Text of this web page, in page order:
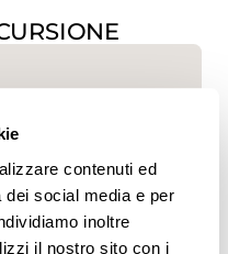
contenuti ed
dei social media e per
inoltre
il nostro sito con i